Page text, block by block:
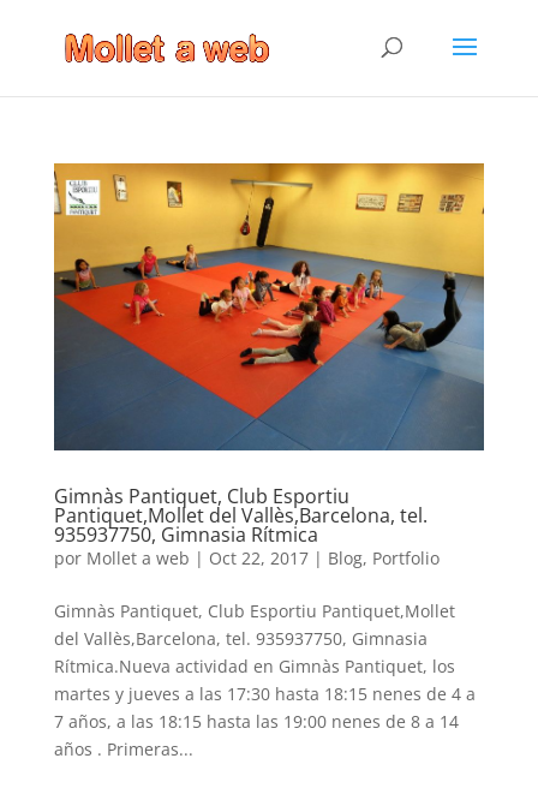
Gimnàs Pantiquet, Club Esportiu
Pantiquet,Mollet del Vallès,Barcelona, tel.
935937750, Gimnasia Rítmica
por Mollet a web | Oct 22, 2017| Blog, Portfolio
Gimnàs Pantiquet, Club Esportiu Pantiquet,Mollet
del Vallès,Barcelona, tel. 935937750, Gimnasia
Rítmica.Nueva actividad en Gimnàs Pantiquet, los
martes y jueves a las 17:30 hasta 18:15 nenes de 4 a
7 años, a las 18:15 hasta las 19:00 nenes de 8 a 14
años . Primeras...